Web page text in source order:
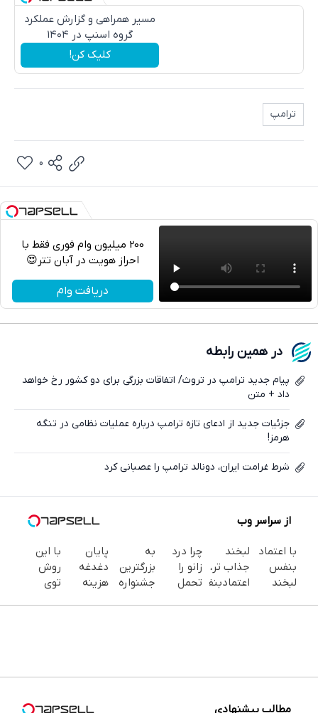
مسیر همراهی و گزارش عملکرد
گروه اسنپ در ۱۴۰۴
کلیک کن!
ترامپ
تلگرام
واتساپ
0
200 میلیون وام فوری فقط با
احراز هویت در آبان تتر😍
دریافت وام
در همین رابطه
پیام جدید ترامپ در تروث/ اتفاقات بزرگی برای دو کشور رخ خواهد
داد + متن
جزئیات جدید از ادعای تازه ترامپ درباره عملیات نظامی در تنگه
هرمز!
شرط غرامت ایران، دونالد ترامپ را عصبانی کرد
از سراسر وب
با اعتماد
بنفس
لبخند
لبخند
جذاب تر،
اعتمادبنفس
چرا درد
زانو را
تحمل
کن
به
بزرگترین
جشنواره
پایان
دغدغه
هزینه
کننده
با این
روش
توی
مطالب پیشنهادی